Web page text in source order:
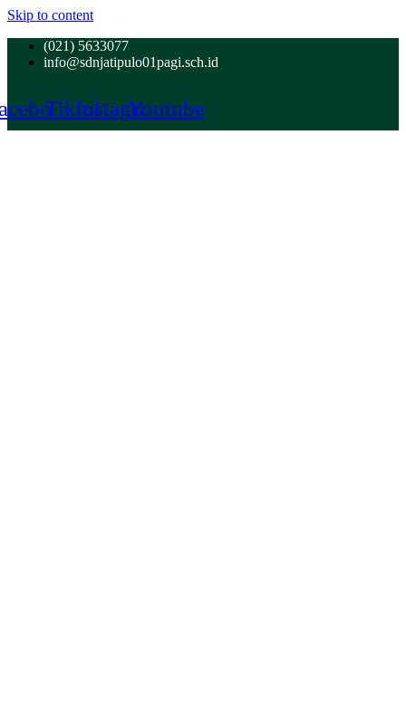
Skip to content
(021) 5633077
info@sdnjatipulo01pagi.sch.id
TiktokInstagramYoutube